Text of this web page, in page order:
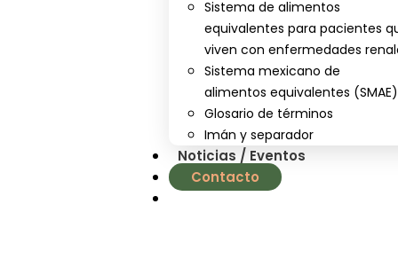
Sistema de alimentos
equivalentes para pacientes
viven con enfermedades
Sistema mexicano de
alimentos equivalentes (SMAE)
Glosario de términos
Imán y separador
Noticias / Eventos
Contacto